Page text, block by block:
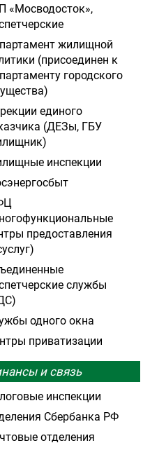
«Мосводосток»,
жилищной
(присоединен к
городского
единого
(ДЕЗы, ГБУ
инспекции
предоставления
службы
одного окна
приватизации
и связь
инспекции
Сбербанка РФ
отделения